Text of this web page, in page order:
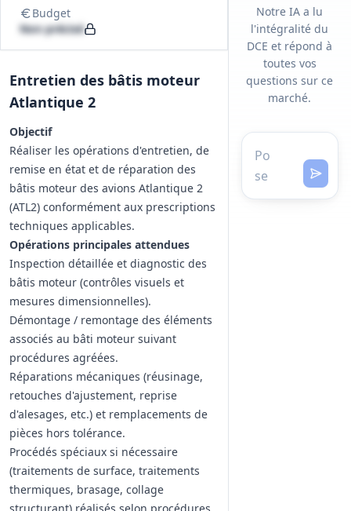
Budget
Non précisé
Entretien des bâtis moteur
Atlantique 2
Objectif
Réaliser les opérations d'entretien, de
remise en état et de réparation des
bâtis moteur des avions Atlantique 2
(ATL2) conformément aux prescriptions
techniques applicables.
Opérations principales attendues
Inspection détaillée et diagnostic des
bâtis moteur (contrôles visuels et
mesures dimensionnelles).
Démontage / remontage des éléments
associés au bâti moteur suivant
procédures agréées.
Réparations mécaniques (réusinage,
retouches d'ajustement, reprise
d'alesages, etc.) et remplacements de
pièces hors tolérance.
Procédés spéciaux si nécessaire
(traitements de surface, traitements
thermiques, brasage, collage
Notre IA a lu
l'intégralité du
DCE et répond à
toutes vos
questions sur ce
marché.